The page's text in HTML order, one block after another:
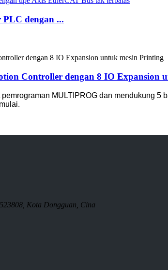
dengan ...
Controller dengan 8 IO Expansion
MULTIPROG dan mendukung
Kota Dongguan, Cina